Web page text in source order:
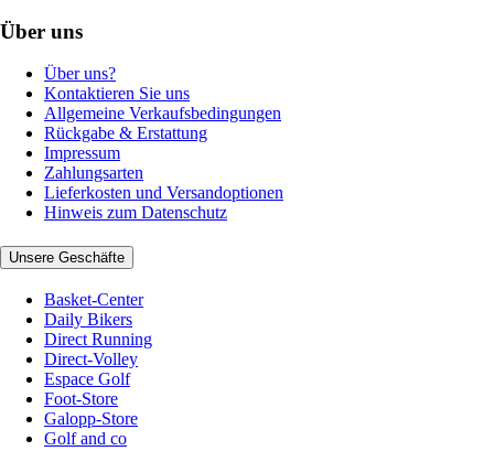
Über uns
Über uns?
Kontaktieren Sie uns
Allgemeine Verkaufsbedingungen
Rückgabe & Erstattung
Impressum
Zahlungsarten
Lieferkosten und Versandoptionen
Hinweis zum Datenschutz
Unsere Geschäfte
Basket-Center
Daily Bikers
Direct Running
Direct-Volley
Espace Golf
Foot-Store
Galopp-Store
Golf and co